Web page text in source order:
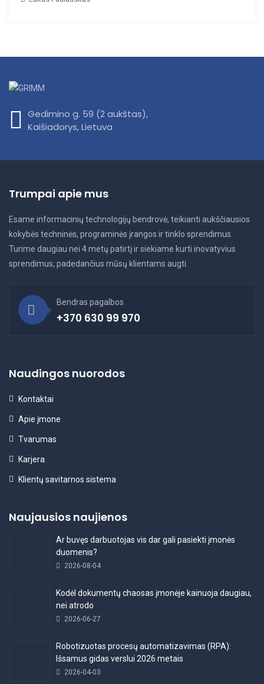
Gedimino g. 59 (2 aukštas),
Kaišiadorys, Lietuva
Trumpai apie mus
Esame informacinių technologijų bendrovė, teikianti aukščiausios
kokybės techninės, programinės įrangos ir tinklo sprendimus.
Turime daugiau nei 4 metų patirtį ir siekiame kurti inovatyvius
sprendimus, padedančius mūsų klientams augti.
Bendras pagalbos
+370 630 99 970
Naudingos nuorodos
Kontaktai
Apie įmone
Tvarumas
Karjera
Klientų savitarnos sistema
Naujausios naujienos
Ar buvęs darbuotojas vis dar gali pasiekti įmonės
duomenis?
2026-08-04
Kodėl dokumentų chaosas įmonėje kainuoja daugiau,
nei atrodo
2026-06-27
Robotizuotas procesų automatizavimas (RPA):
Išsamus gidas verslui 2026 metais
2026-04-03